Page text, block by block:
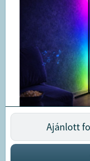
Ajánlott